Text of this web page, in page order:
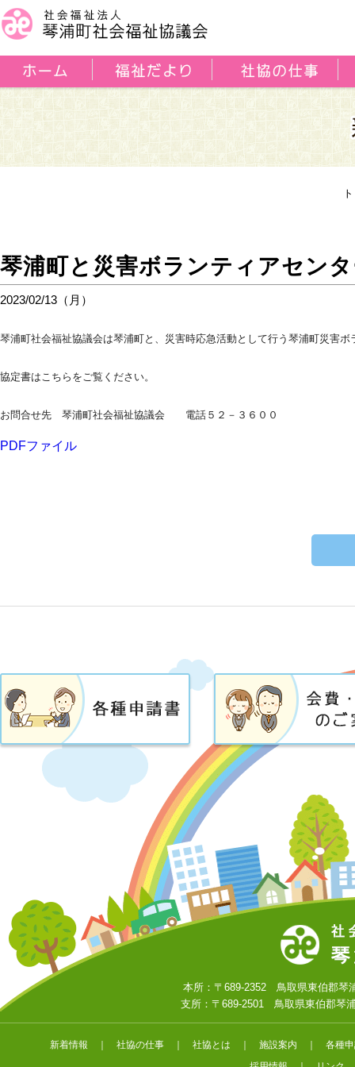
琴浦町と災害ボランティアセン
2023/02/13（月）
琴浦町社会福祉協議会は琴浦町と、災害時応急活動として行う琴浦町災害
協定書はこちらをご覧ください。
お問合せ先 琴浦町社会福祉協議会 電話５２－３６００
PDFファイル
本所：〒689-2352 鳥取県東伯郡琴
支所：〒689-2501 鳥取県東伯郡琴
新着情報 社協の仕事 社協とは 施設案内
各種